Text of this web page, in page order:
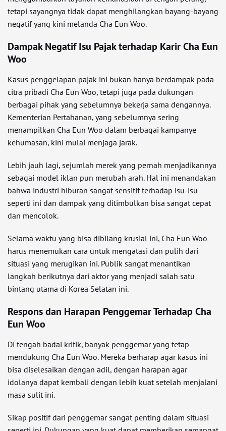
tetapi sayangnya tidak dapat menghilangkan bayang-bayang
negatif yang kini melanda Cha Eun Woo.
Dampak Negatif Isu Pajak terhadap Karir Cha Eun
Woo
Kasus penggelapan pajak ini bukan hanya berdampak pada
citra pribadi Cha Eun Woo, tetapi juga pada dukungan
berbagai pihak yang sebelumnya bekerja sama dengannya.
Kementerian Pertahanan, yang sebelumnya sering
menampilkan Cha Eun Woo dalam berbagai kampanye
kehumasan, kini mulai menjaga jarak.
Lebih jauh lagi, sejumlah merek yang pernah menjadikannya
sebagai model iklan pun merubah arah. Hal ini menandakan
bahwa industri hiburan sangat sensitif terhadap isu-isu
seperti ini dan dampak yang ditimbulkan bisa sangat cepat
dan mencolok.
Selama waktu yang bisa dibilang krusial ini, Cha Eun Woo
harus menemukan cara untuk mengatasi dan pulih dari
situasi yang merugikan ini. Publik sangat menantikan
langkah berikutnya dari aktor yang menjadi salah satu
bintang utama di Korea Selatan ini.
Respons dan Harapan Penggemar Terhadap Cha
Eun Woo
Di tengah badai kritik, banyak penggemar yang tetap
mendukung Cha Eun Woo. Mereka berharap agar kasus ini
bisa diselesaikan dengan adil, dengan harapan agar
idolanya dapat kembali dengan lebih kuat setelah menjalani
masa sulit ini.
Sikap positif dari penggemar sangat penting dalam situasi